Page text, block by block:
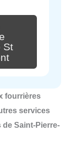
St
fourrières
services
Saint-Pierre-